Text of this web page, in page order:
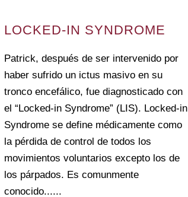
LOCKED-IN SYNDROME
Patrick, después de ser intervenido por
haber sufrido un ictus masivo en su
tronco encefálico, fue diagnosticado con
el “Locked-in Syndrome” (LIS). Locked-in
Syndrome se define médicamente como
la pérdida de control de todos los
movimientos voluntarios excepto los de
los párpados. Es comunmente
conocido......